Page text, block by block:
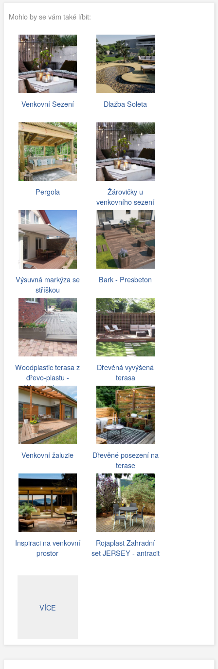
Mohlo by se vám také líbit:
Venkovní Sezení Dlažba Soleta
Pergola
Žárovičky u
venkovního sezení
Výsuvná markýza se
stříškou
Bark - Presbeton
Woodplastic terasa z
dřevo-plastu -
Woodparket.cz
Dřevěná vyvýšená
terasa
Venkovní žaluzie
Dřevěné posezení na
terase
Inspiraci na venkovní
prostor
Rojaplast Zahradní
set JERSEY - antracit
VÍCE